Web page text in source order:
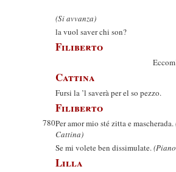
(Si avvanza)
la vuol saver chi son?
Filiberto
Eccom’in
Cattina
Fursi la ’l saverà per el so pezzo.
Filiberto
780Per amor mio sté zitta e mascherada.
Cattina)
Se mi volete ben dissimulate.
Lilla